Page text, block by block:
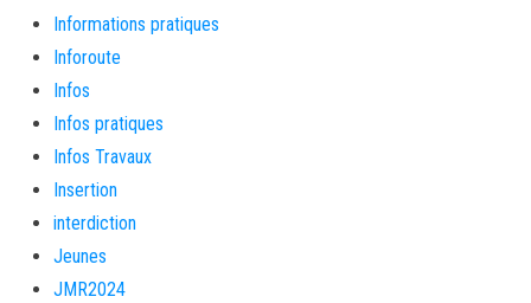
Informations pratiques
Inforoute
Infos
Infos pratiques
Infos Travaux
Insertion
interdiction
Jeunes
JMR2024